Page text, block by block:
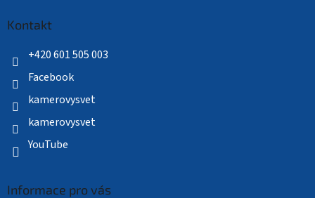
Kontakt
+420 601 505 003
Facebook
kamerovysvet
kamerovysvet
YouTube
Informace pro vás